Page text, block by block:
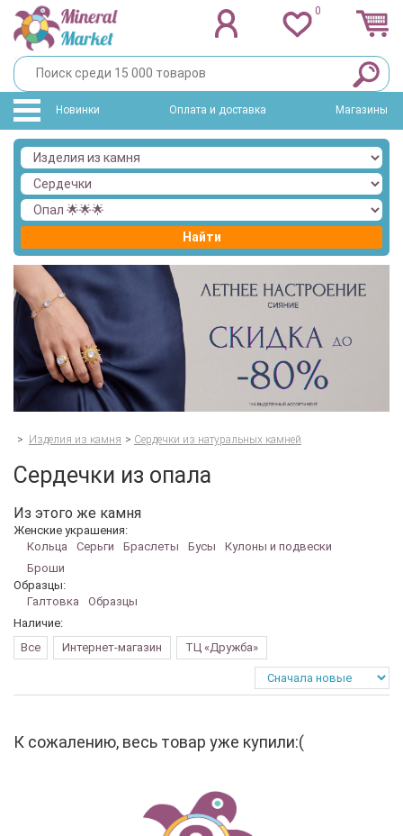
0
Новинки Оплата и доставка Магазины
Найти
> Изделия из камня > Сердечки из натуральных камней
Сердечки из опала
Из этого же камня
Женские украшения:
Кольца
Серьги Браслеты Бусы
Кулоны и подвески
Броши
Образцы:
Галтовка
Образцы
Наличие:
Все
Интернет-магазин ТЦ «Дружба»
К сожалению, весь товар уже купили:(